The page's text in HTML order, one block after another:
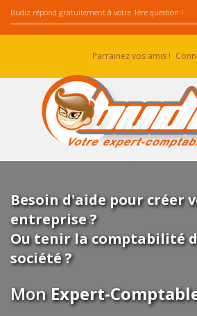
Parrainez vos amis !
Besoin d'aide pour créer
entreprise ?
Ou tenir la comptabilité
société ?
MonExpert-